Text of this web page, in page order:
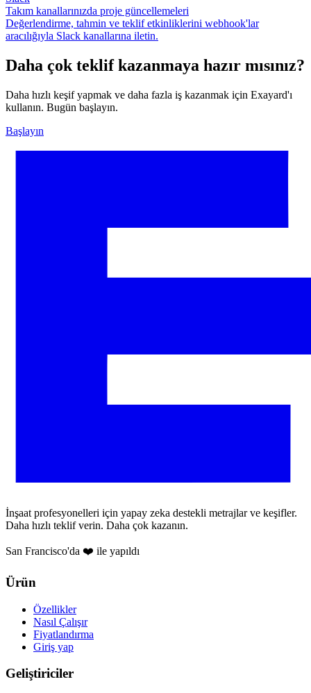
Takım kanallarınızda proje güncellemeleri
Değerlendirme, tahmin ve teklif etkinliklerini webhook'lar
aracılığıyla Slack kanallarına iletin.
Daha çok teklif kazanmaya hazır mısınız?
Daha hızlı keşif yapmak ve daha fazla iş kazanmak için Exayard'ı
kullanın. Bugün başlayın.
Başlayın
İnşaat profesyonelleri için yapay zeka destekli metrajlar ve keşifler.
Daha hızlı teklif verin. Daha çok kazanın.
San Francisco'da ❤️ ile yapıldı
Ürün
Özellikler
Nasıl Çalışır
Fiyatlandırma
Giriş yap
Geliştiriciler